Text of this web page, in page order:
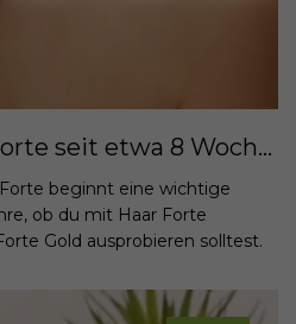
Du nimmst Haar Forte seit etwa 8 Wochen: Wie du deine Haargesundheit weiter unterstützen kannst
beginnt eine wichtige
ob du mit Haar Forte
Gold ausprobieren solltest.